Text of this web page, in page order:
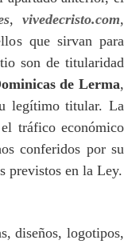
, vivedecristo.com,
que sirvan para
son de titularidad
de Lerma,
legítimo titular. La
tráfico económico
conferidos por su
previstos en la Ley.
diseños, logotipos,